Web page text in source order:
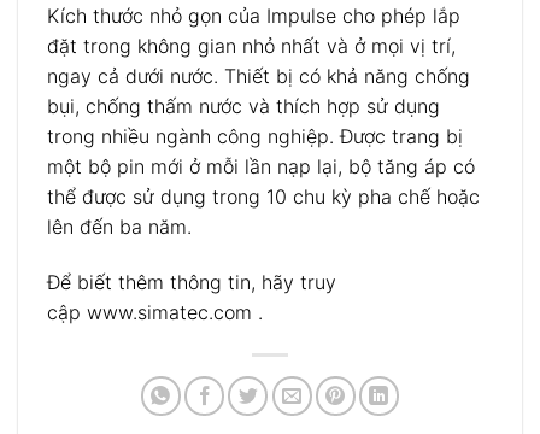
Kích thước nhỏ gọn của Impulse cho phép lắp
đặt trong không gian nhỏ nhất và ở mọi vị trí,
ngay cả dưới nước. Thiết bị có khả năng chống
bụi, chống thấm nước và thích hợp sử dụng
trong nhiều ngành công nghiệp. Được trang bị
một bộ pin mới ở mỗi lần nạp lại, bộ tăng áp có
thể được sử dụng trong 10 chu kỳ pha chế hoặc
lên đến ba năm.
Để biết thêm thông tin, hãy truy
cập www.simatec.com .